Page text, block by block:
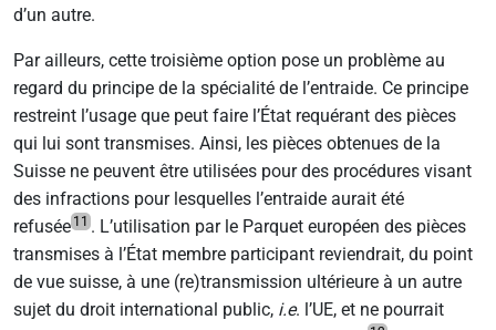
d’un autre.
Par ailleurs, cette troisième option pose un problème au
regard du principe de la spécialité de l’entraide. Ce principe
restreint l’usage que peut faire l’État requérant des pièces
qui lui sont transmises. Ainsi, les pièces obtenues de la
Suisse ne peuvent être utilisées pour des procédures visant
des infractions pour lesquelles l’entraide aurait été
refusée 11 . L’utilisation par le Parquet européen des pièces
transmises à l’État membre participant reviendrait, du point
de vue suisse, à une (re)transmission ultérieure à un autre
sujet du droit international public, i.e. l’UE, et ne pourrait